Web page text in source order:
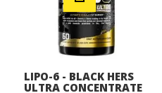
LIPO-6 - BLACK HERS
ULTRA CONCENTRATE